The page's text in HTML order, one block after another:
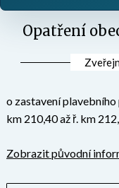
Opatření
o zastavení
km 210,40 až ř. km
Zobrazit původní